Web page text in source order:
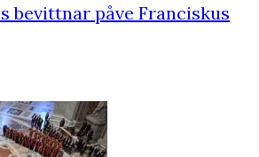
bevittnar påve Franciskus